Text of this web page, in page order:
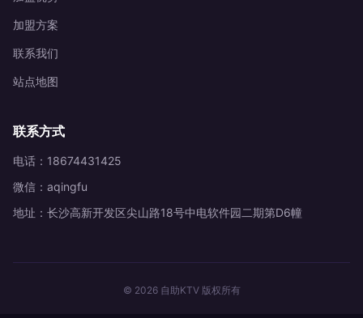
加盟方案
联系我们
站点地图
联系方式
电话：18674431425
微信：aqingfu
地址：长沙高新开发区尖山路18号中电软件园二期第D6幢
© 2026 自助KTV 版权所有